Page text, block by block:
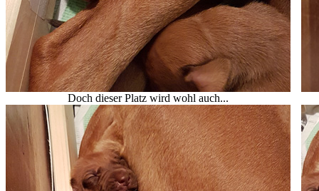
Doch dieser Platz wird wohl auch...